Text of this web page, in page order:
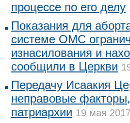
процессе по его делу
Показания для
системе ОМС
изнасилования и
сообщили в Церкви
Передачу Исаакия
неправовые
патриархии 19 мая